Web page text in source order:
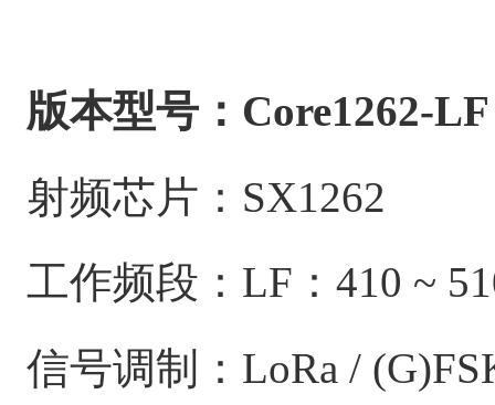
版本型号：Core1262-LF
射频芯片：SX1262
工作频段：LF：410 ~
信号调制：LoRa /